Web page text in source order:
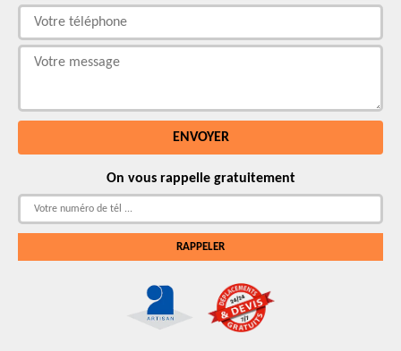
On vous rappelle gratuitement